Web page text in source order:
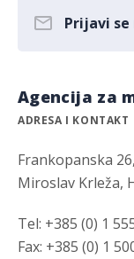
Prijavi se
Agencija za
ADRESA I KONTAKT
Frankopanska
Miroslav Krleža,
Tel: +385 (0) 1
Fax: +385 (0) 1